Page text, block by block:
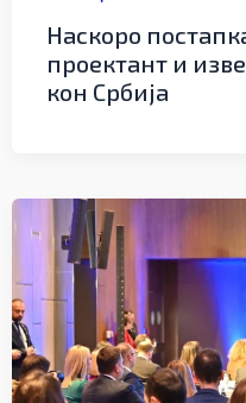
Наскоро
проектант и
кон Србија